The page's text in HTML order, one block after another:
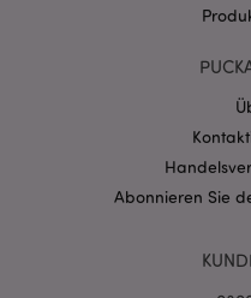
Abonnieren Sie
mage-cache-storage-
invalidation